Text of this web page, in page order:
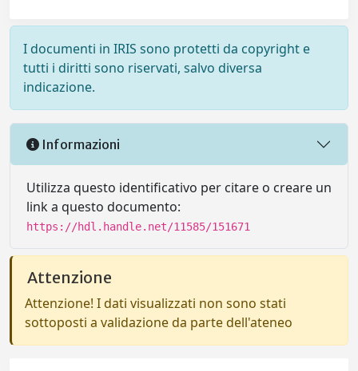
I documenti in IRIS sono protetti da copyright e
tutti i diritti sono riservati, salvo diversa
indicazione.
Informazioni
Utilizza questo identificativo per citare o creare un
link a questo documento:
https://hdl.handle.net/11585/151671
Attenzione
Attenzione! I dati visualizzati non sono stati
sottoposti a validazione da parte dell'ateneo